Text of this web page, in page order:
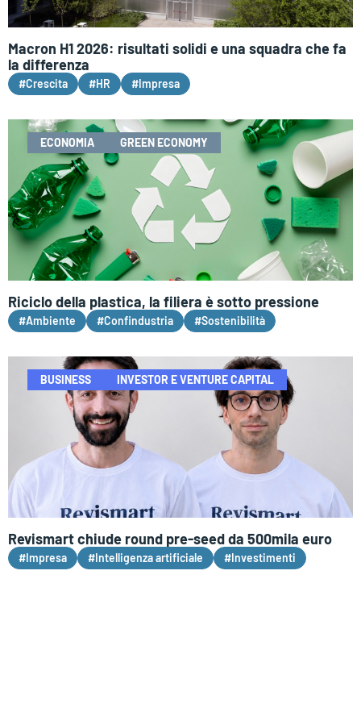
Macron H1 2026: risultati solidi e una squadra che fa
la differenza
#Crescita #HR #Impresa
ECONOMIA GREEN ECONOMY
Riciclo della plastica, la filiera è sotto pressione
#Ambiente #Confindustria #Sostenibilità
BUSINESS INVESTOR E VENTURE CAPITAL
Revismart chiude round pre-seed da 500mila euro
#Impresa #Intelligenza artificiale #Investimenti